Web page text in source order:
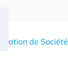
Création de Société